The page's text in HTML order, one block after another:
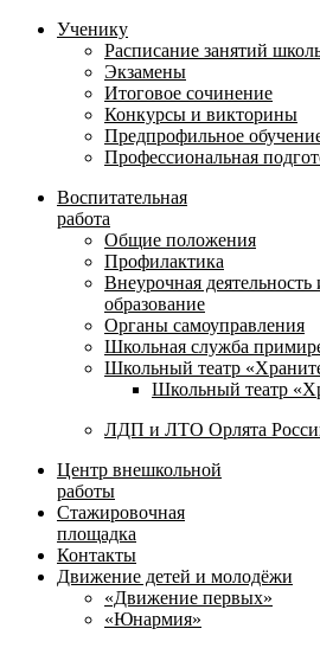
Ученику
Расписание занятий
Экзамены
Итоговое сочинение
Конкурсы и викторины
Предпрофильное
Профессиональная
Воспитательная
работа
Общие положения
Профилактика
Внеурочная
образование
Органы самоуправления
Школьная служба
Школьный театр
Школьный театр
ЛДП и ЛТО Орлята
Центр внешкольной
работы
Стажировочная
площадка
Контакты
Движение детей и молодёжи
«Движение первых»
«Юнармия»